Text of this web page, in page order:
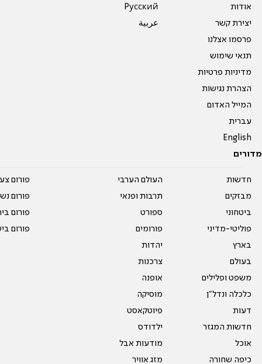
אודות
יצירת קשר
פרסמו אצלנו
תנאי שימוש
מדיניות פרטיות
הצהרת נגישות
המייל האדום
עברית
English
Pусский
عربية
מדורים
חדשות
מבזקים
ביטחוני
פוליטי-מדיני
בארץ
בעולם
משפט ופלילים
כלכלה ונדל"ן
דעות
חדשות המגזר
אוכל
כיפה שחורה
העולם הערבי
תרבות ופנאי
ספורט
פורומים
יהדות
צרכנות
אופנה
מוסיקה
פיוטקאסט
ילדודס
מודעות אבל
מזג אוויר
פורום
פורום
פורום
פורום